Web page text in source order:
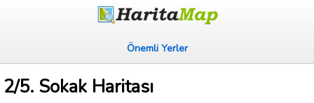
Önemli Yerler
2/5. Sokak Haritası